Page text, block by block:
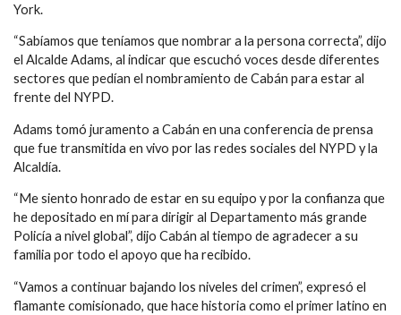
York.
“Sabíamos que teníamos que nombrar a la persona correcta”, dijo
el Alcalde Adams, al indicar que escuchó voces desde diferentes
sectores que pedían el nombramiento de Cabán para estar al
frente del NYPD.
Adams tomó juramento a Cabán en una conferencia de prensa
que fue transmitida en vivo por las redes sociales del NYPD y la
Alcaldía.
“Me siento honrado de estar en su equipo y por la confianza que
he depositado en mí para dirigir al Departamento más grande
Policía a nivel global”, dijo Cabán al tiempo de agradecer a su
familia por todo el apoyo que ha recibido.
“Vamos a continuar bajando los niveles del crimen”, expresó el
flamante comisionado, que hace historia como el primer latino en